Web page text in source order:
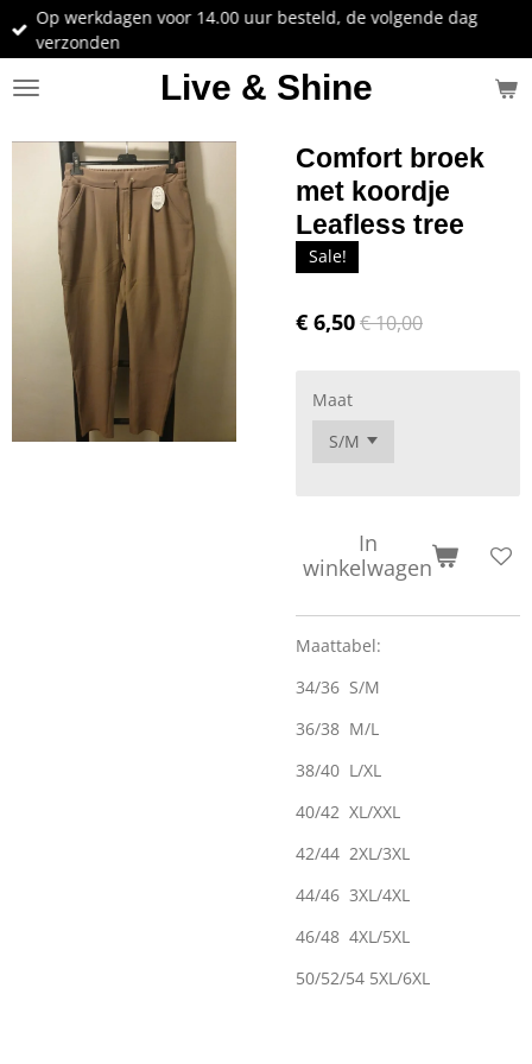
Ga
direct
de
Live & Shine
Op werkdagen voor 14.00 uur besteld, de volgende dag
verzonden
Comfort broek
met koordje
Leafless tree
Sale!
€ 6,50€ 10,00
Maat
In
winkelwagen
Maattabel:
34/36 S/M
36/38 M/L
38/40 L/XL
40/42 XL/XXL
42/44 2XL/3XL
44/46 3XL/4XL
46/48 4XL/5XL
50/52/54 5XL/6XL